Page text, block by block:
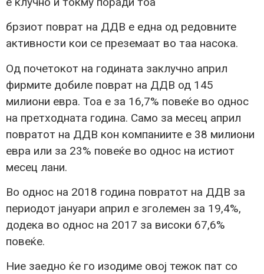
брзиот поврат на ДДВ е една од редовните
активности кои се преземаат во таа насока.
Од почетокот на годината заклучно април
фирмите добиле поврат на ДДВ од 145
милиони евра. Тоа е за 16,7% повеќе во однос
на претходната година. Само за месец април
повратот на ДДВ кон компаниите е 38 милиони
евра или за 23% повеќе во однос на истиот
месец лани.
Во однос на 2018 година повратот на ДДВ за
периодот јануари април е зголемен за 19,4%,
додека во однос на 2017 за високи 67,6%
повеќе.
Ние заедно ќе го изодиме овој тежок пат со